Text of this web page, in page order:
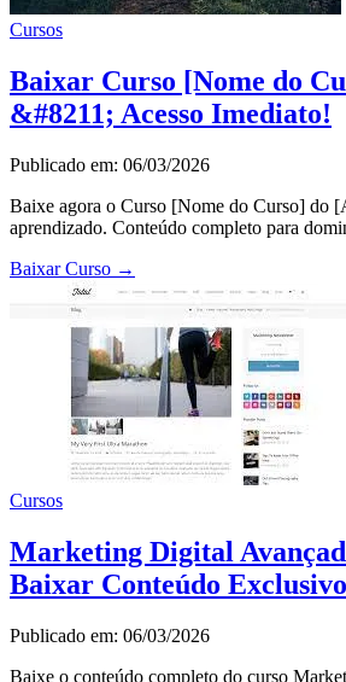
Cursos
Baixar Curso [Nome do
&#8211; Acesso Imediato!
Publicado em: 06/03/2026
Baixe agora o Curso [Nome do Curso] do
aprendizado. Conteúdo completo para
Baixar Curso →
Cursos
Marketing Digital
Baixar Conteúdo
Publicado em: 06/03/2026
Baixe o conteúdo completo do curso